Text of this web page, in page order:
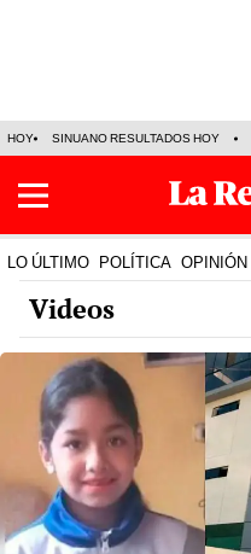
HOY SINUANO RESULTADOS HOY
LO ÚLTIMO POLÍTICA OPINIÓN
Videos